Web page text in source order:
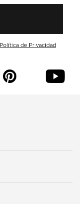
Política de Privacidad
p y